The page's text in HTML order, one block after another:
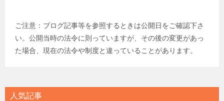
ご注意：ブログ記事等を参照するときは公開日をご確認下さ
い。公開当時の法令に則っていますが、その後の変更があっ
た場合、現在の法令や制度と違っていることがあります。
人気記事